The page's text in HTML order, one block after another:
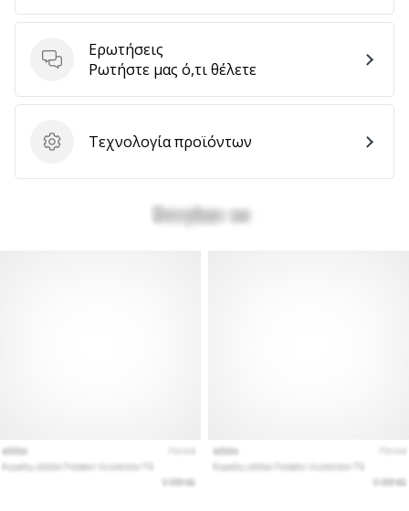
Ερωτήσεις
Ερωτήσεις
Ρωτήστε μας ό,τι θέλετε
Τεχνολογία προϊόντων
Τεχνολογία προϊόντων